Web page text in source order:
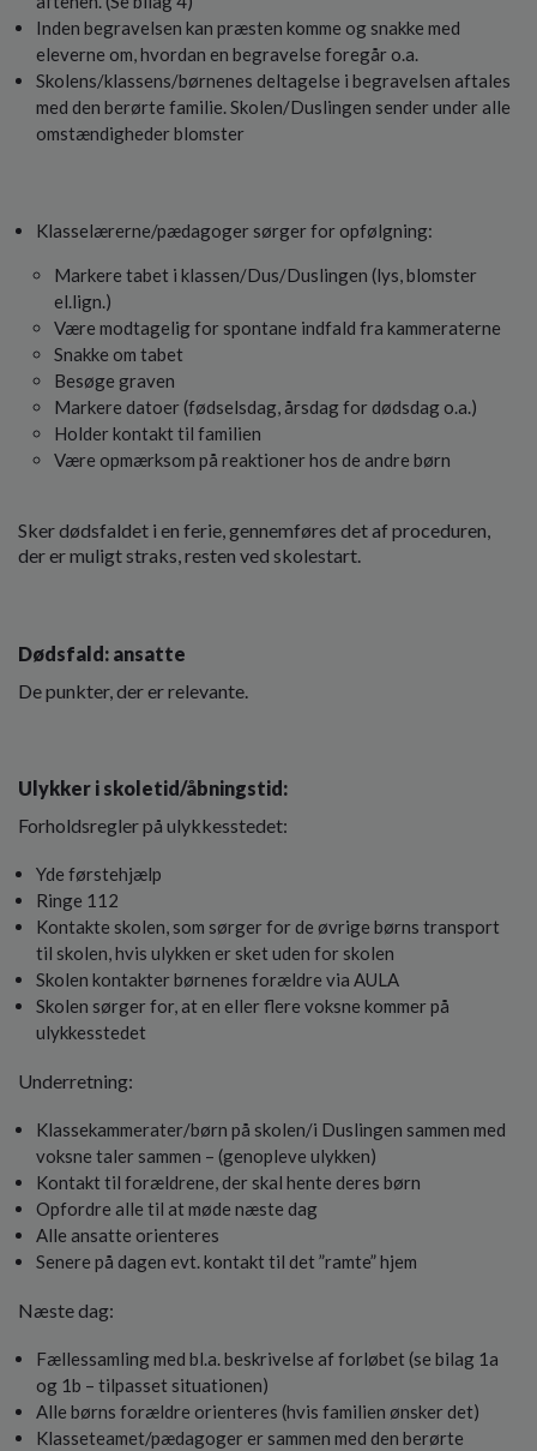
Inden begravelsen kan præsten komme og snakke med
eleverne om, hvordan en begravelse foregår o.a.
Skolens/klassens/børnenes deltagelse i begravelsen aftales
med den berørte familie. Skolen/Duslingen sender under alle
omstændigheder blomster
Klasselærerne/pædagoger sørger for opfølgning:
Markere tabet i klassen/Dus/Duslingen (lys, blomster
el.lign.)
Være modtagelig for spontane indfald fra kammeraterne
Snakke om tabet
Besøge graven
Markere datoer (fødselsdag, årsdag for dødsdag o.a.)
Holder kontakt til familien
Være opmærksom på reaktioner hos de andre børn
Sker dødsfaldet i en ferie, gennemføres det af proceduren,
der er muligt straks, resten ved skolestart.
Dødsfald: ansatte
De punkter, der er relevante.
Ulykker i skoletid/åbningstid:
Forholdsregler på ulykkesstedet:
Yde førstehjælp
Ringe 112
Kontakte skolen, som sørger for de øvrige børns transport
til skolen, hvis ulykken er sket uden for skolen
Skolen kontakter børnenes forældre via AULA
Skolen sørger for, at en eller flere voksne kommer på
ulykkesstedet
Underretning:
Klassekammerater/børn på skolen/i Duslingen sammen med
voksne taler sammen – (genopleve ulykken)
Kontakt til forældrene, der skal hente deres børn
Opfordre alle til at møde næste dag
Alle ansatte orienteres
Senere på dagen evt. kontakt til det ”ramte” hjem
Næste dag:
Fællessamling med bl.a. beskrivelse af forløbet (se bilag 1a
og 1b – tilpasset situationen)
Alle børns forældre orienteres (hvis familien ønsker det)
Klasseteamet/pædagoger er sammen med den berørte